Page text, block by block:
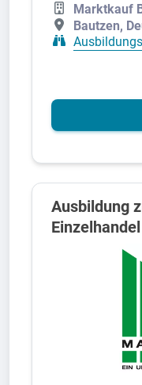
Marktkauf
Bautzen,
Ausbildung